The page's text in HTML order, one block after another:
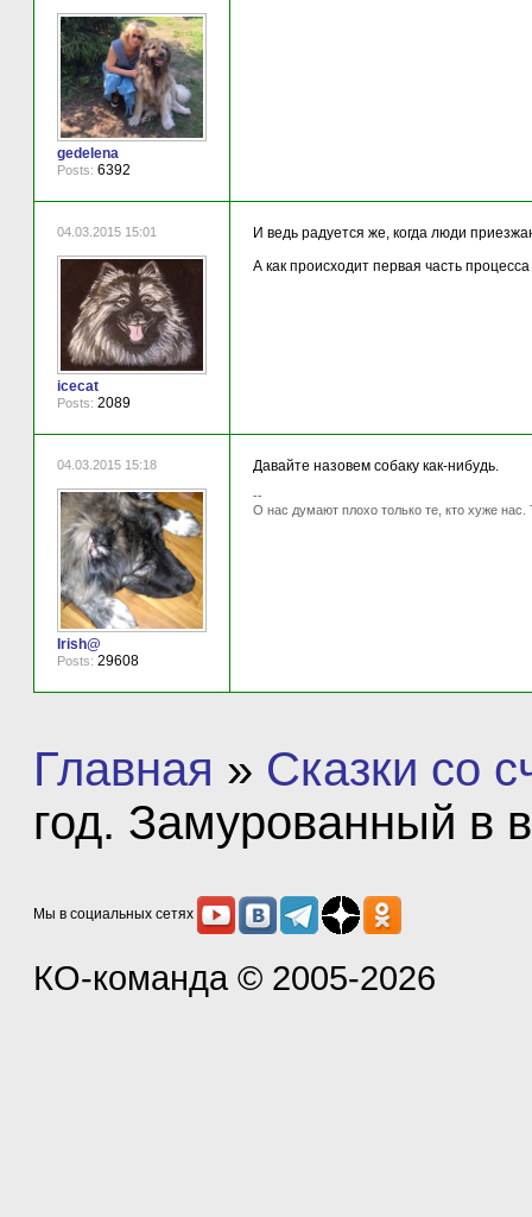
gedelena
Posts: 6392
04.03.2015 15:01
icecat
Posts: 2089
И ведь радуется же, когда люди
А как происходит первая часть
04.03.2015 15:18
Irish@
Posts: 29608
Давайте назовем собаку как-нибудь.
--
О нас думают плохо только те, кто хуже
Главная » Сказки со
год. Замурованный в
Мы в социальных сетях
КО-команда © 2005-2026